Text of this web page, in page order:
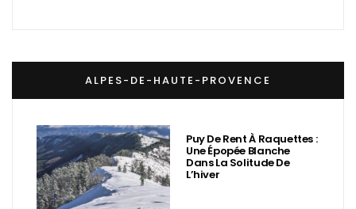
ALPES-DE-HAUTE-PROVENCE
Puy De Rent À Raquettes :
Une Épopée Blanche
Dans La Solitude De
L’hiver